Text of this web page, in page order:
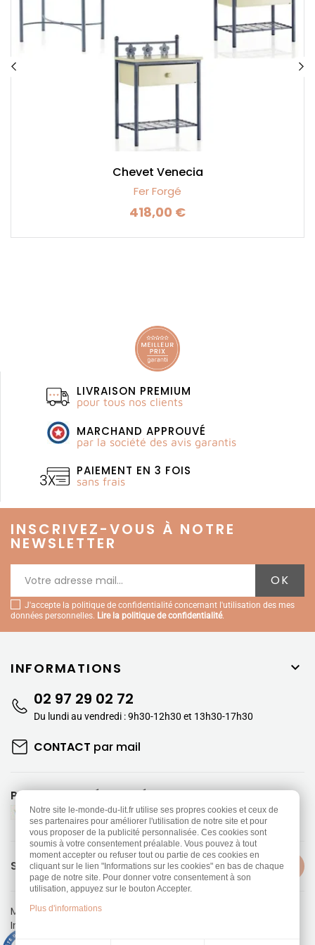
Chevet Venecia
Fer Forgé
Prix
418,00 €
LIVRAISON PREMIUM
pour tous nos clients
MARCHAND APPROUVÉ
par la société des avis garantis
PAIEMENT EN 3 FOIS
sans frais
INSCRIVEZ-VOUS À NOTRE
NEWSLETTER
J'accepte la politique de confidentialité concernant l'utilisation des mes
données personnelles. Lire la politique de confidentialité.
INFORMATIONS 
02 97 29 02 72
Du lundi au vendredi : 9h30-12h30 et 13h30-17h30
CONTACT par mail
PAIEMENTS SÉCURISÉS
SUIVEZ-NOUS
Mentions légales-
Information sur les Cookies
Notre site le-monde-du-lit.fr utilise ses propres cookies et ceux de
ses partenaires pour améliorer l'utilisation de notre site et pour
vous proposer de la publicité personnalisée. Ces cookies sont
soumis à votre consentement préalable. Vous pouvez à tout
moment accepter ou refuser tout ou partie de ces cookies en
cliquant sur le lien "Informations sur les cookies" en bas de chaque
page de notre site. Pour donner votre consentement à son
utilisation, appuyez sur le bouton Accepter.
Plus d'informations